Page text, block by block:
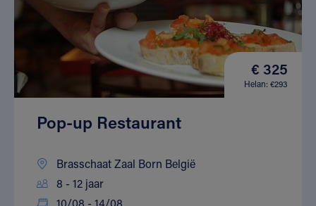
€ 325
Helan: €293
Pop-up Restaurant
Brasschaat Zaal Born België
8 - 12 jaar
10/08 - 14/08